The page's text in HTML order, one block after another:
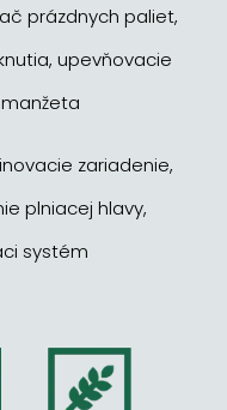
prázdnych paliet,
upevňovacie
zariadenie,
plniacej hlavy,
systém